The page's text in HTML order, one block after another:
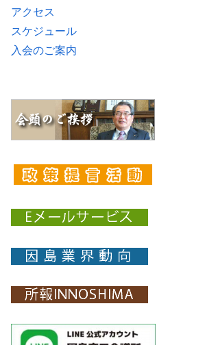
アクセス
スケジュール
入会のご案内